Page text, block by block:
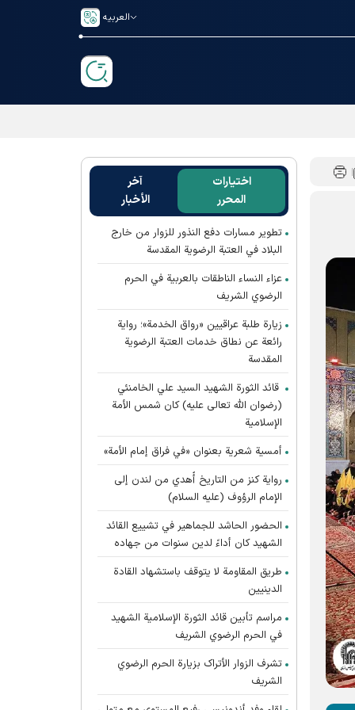
العربیه
اختيارات
المحرر
آخر
الأخبار
تطوير مسارات دفع النذور للزوار من خارج
البلاد في العتبة الرضوية المقدسة
عزاء النساء الناطقات بالعربية في الحرم
الرضوي الشريف
زيارة طلبة عراقيين «رواق الخدمة»؛ رواية
رائعة عن نطاق خدمات العتبة الرضوية
المقدسة
قائد الثورة الشهيد السيد علي الخامنئي
(رضوان الله تعالى عليه) كان شمس الأمة
الإسلامية
أمسية شعرية بعنوان «في فراق إمام الأمة»
رواية كنز من التاريخ أُهدي من لندن إلى
الإمام الرؤوف (عليه السلام)
الحضور الحاشد للجماهير في تشييع القائد
الشهيد كان أداءً لدين سنوات من جهاده
طريق المقاومة لا يتوقف باستشهاد القادة
الدينيين
مراسم تأبين قائد الثورة الإسلامية الشهید
في الحرم الرضوي الشریف
تشرف الزوار الأتراک بزیارة الحرم الرضوي
الشریف